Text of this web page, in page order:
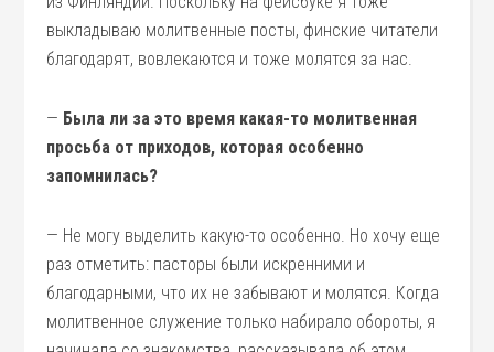
выкладываю молитвенные посты, финские читатели
благодарят, вовлекаются и тоже молятся за нас.
— Была ли за это время какая-то молитвенная
просьба от приходов, которая особенно
запомнилась?
— Не могу выделить какую-то особенно. Но хочу еще
раз отметить: пасторы были искренними и
благодарными, что их не забывают и молятся. Когда
молитвенное служение только набирало обороты, я